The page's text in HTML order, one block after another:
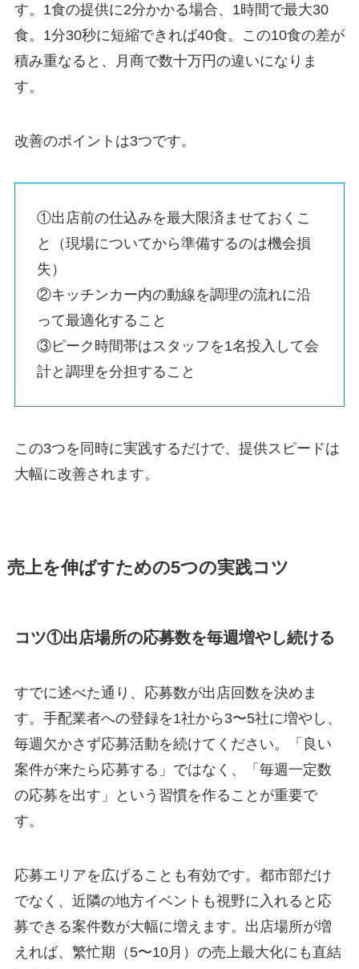
す。1食の提供に2分かかる場合、1時間で最大30
食。1分30秒に短縮できれば40食。この10食の差が
積み重なると、月商で数十万円の違いになりま
す。
改善のポイントは3つです。
①出店前の仕込みを最大限済ませておくこ
と（現場についてから準備するのは機会損
失）
②キッチンカー内の動線を調理の流れに沿
って最適化すること
③ピーク時間帯はスタッフを1名投入して会
計と調理を分担すること
この3つを同時に実践するだけで、提供スピードは
大幅に改善されます。
売上を伸ばすための5つの実践コツ
コツ①出店場所の応募数を毎週増やし続ける
すでに述べた通り、応募数が出店回数を決めま
す。手配業者への登録を1社から3〜5社に増やし、
毎週欠かさず応募活動を続けてください。「良い
案件が来たら応募する」ではなく、「毎週一定数
の応募を出す」という習慣を作ることが重要で
す。
応募エリアを広げることも有効です。都市部だけ
でなく、近隣の地方イベントも視野に入れると応
募できる案件数が大幅に増えます。出店場所が増
えれば、繁忙期（5〜10月）の売上最大化にも直結